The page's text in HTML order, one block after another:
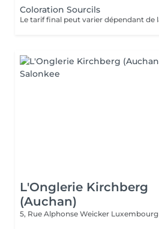
Coloration Sourcils
L'Onglerie Kirchberg
(Auchan)
5, Rue Alphonse Weicker Luxembourg